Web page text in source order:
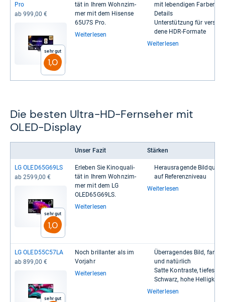
Pro
ab 999,00 €
Sehr gut
1,0
tät in Ihrem Wohn­zim­
mer mit dem Hisense
65U7S Pro.
Weiterlesen
mit leben­di­gen Far­ben
Details
Unter­stüt­zung für
dene HDR-​​For­mate
Weiterlesen
Die besten Ultra-HD-Fernseher mit
OLED-Display
Unser Fazit Stärken
LG OLED65G69LS
ab 2599,00 €
Sehr gut
1,0
Erle­ben Sie Kino­qua­li­
tät in Ihrem Wohn­zim­
mer mit dem LG
OLED65G69LS.
Weiterlesen
Her­aus­ra­gende
auf Refe­renz­ni­veau
Weiterlesen
LG OLED55C57LA
ab 899,00 €
Sehr gut
Noch bril­lan­ter als im
Vor­jahr
Weiterlesen
Über­ra­gen­des Bild,
und natür­lich
Satte Kon­traste, tie­fes
Schwarz, hohe Hel­lig­keit
Weiterlesen